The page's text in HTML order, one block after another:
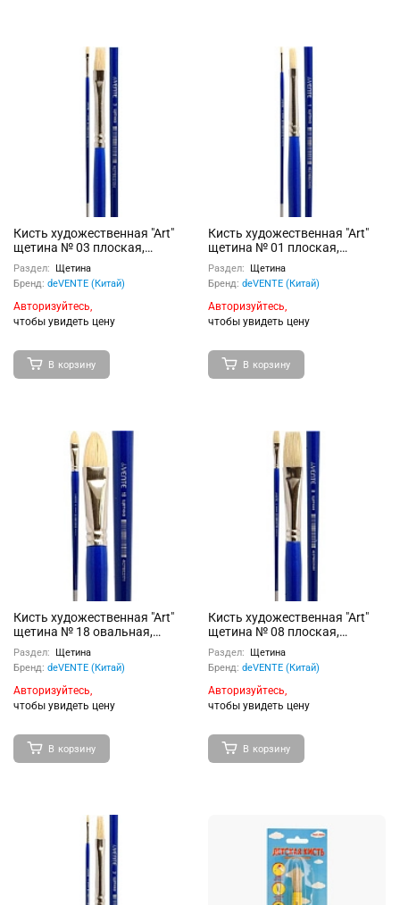
Кисть художественная "Art"
щетина № 03 плоская,
удлиненная деревянная
ручка с многослойным
лакокрасочным покрытием,
никелированная обойма,
индивидуальная маркировка
Раздел:
Щетина
Бренд: deVENTE (Китай)
Авторизуйтесь,
чтобы увидеть цену
В корзину
Кисть художественная "Art"
щетина № 01 плоская,
удлиненная деревянная
ручка с многослойным
лакокрасочным покрытием,
никелированная обойма,
индивидуальная маркировка
Раздел:
Щетина
Бренд: deVENTE (Китай)
Авторизуйтесь,
чтобы увидеть цену
В корзину
Кисть художественная "Art"
щетина № 18 овальная,
удлиненная деревянная
ручка с многослойным
лакокрасочным покрытием,
никелированная обойма,
индивидуальная маркировка
Раздел:
Щетина
Бренд: deVENTE (Китай)
Авторизуйтесь,
чтобы увидеть цену
В корзину
Кисть художественная "Art"
щетина № 08 плоская,
удлиненная деревянная
ручка с многослойным
лакокрасочным покрытием,
никелированная обойма,
индивидуальная маркировка
Раздел:
Щетина
Бренд: deVENTE (Китай)
Авторизуйтесь,
чтобы увидеть цену
В корзину